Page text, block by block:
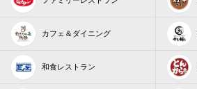
カフェ＆ダイニング
和食レストラン